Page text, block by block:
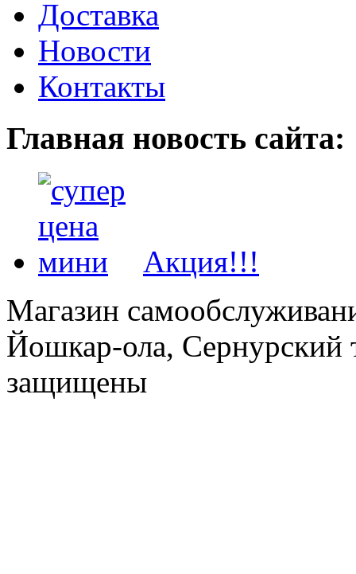
Доставка
Новости
Контакты
Главная новость сайта:
Акция!!!
Магазин
Йошкар-ола, Сернурский
защищены